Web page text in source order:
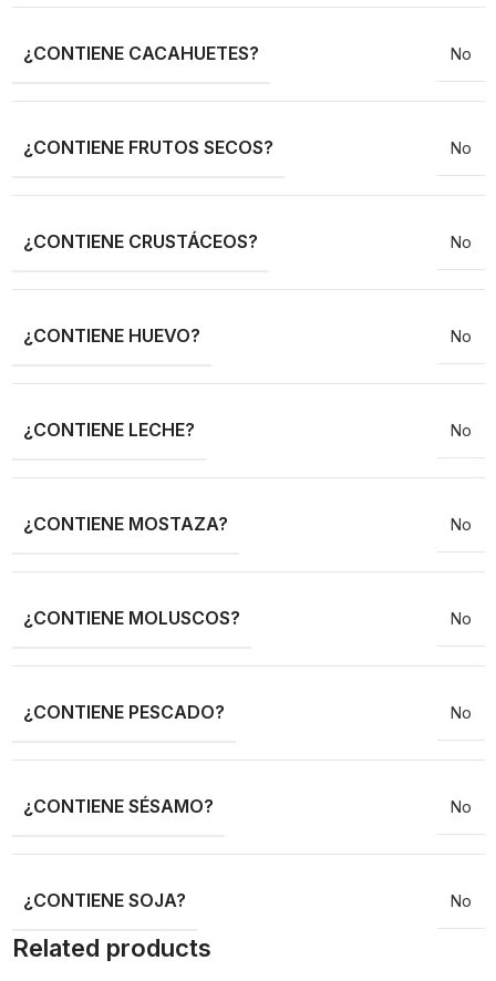
¿CONTIENE CACAHUETES? No
¿CONTIENE FRUTOS SECOS? No
¿CONTIENE CRUSTÁCEOS? No
¿CONTIENE HUEVO? No
¿CONTIENE LECHE? No
¿CONTIENE MOSTAZA? No
¿CONTIENE MOLUSCOS? No
¿CONTIENE PESCADO? No
¿CONTIENE SÉSAMO? No
¿CONTIENE SOJA? No
Related products